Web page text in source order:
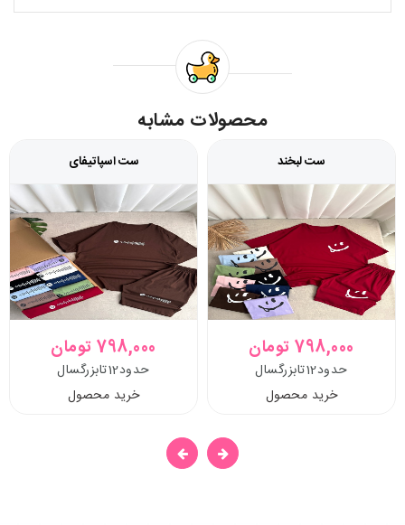
محصولات مشابه
ست لبخند
798,000 تومان
حدود12تابزرگسال
خرید محصول
ست اسپاتیفای
798,000 تومان
حدود12تابزرگسال
خرید محصول